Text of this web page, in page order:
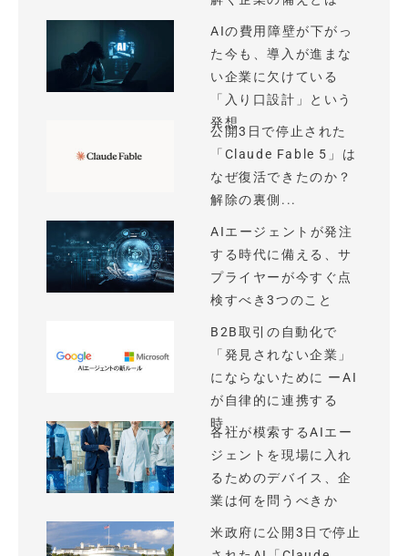
AIの費用障壁が下がっ
た今も、導入が進まな
い企業に欠けている
「入り口設計」という
発想
公開3日で停止された
「Claude Fable 5」は
なぜ復活できたのか？
解除の裏側...
AIエージェントが発注
する時代に備える、サ
プライヤーが今すぐ点
検すべき3つのこと
B2B取引の自動化で
「発見されない企業」
にならないために ーAI
が自律的に連携する
時...
各社が模索するAIエー
ジェントを現場に入れ
るためのデバイス、企
業は何を問うべきか
米政府に公開3日で停止